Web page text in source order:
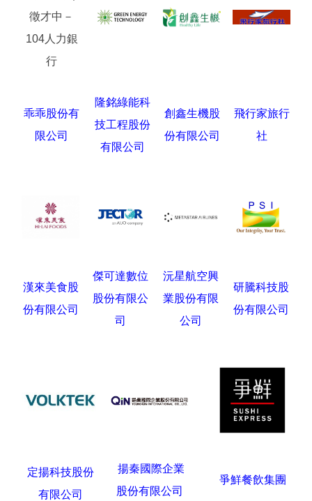
乖乖股份有
限公司
隆銘綠能科
技工程股份
有限公司
創鑫生機股
份有限公司
飛行家旅行
社
漢來美食股
份有限公司
傑可達數位
股份有限公
司
沅星航空興
業股份有限
公司
研騰科技股
份有限公司
定揚科技股份
有限公司
揚秦國際企業
股份有限公司
爭鮮餐飲集團